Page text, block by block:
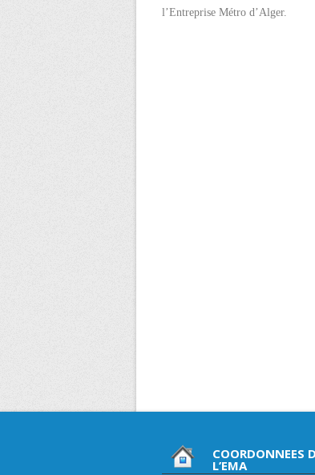
l’Entreprise Métro d’Alger.
COORDONNEES
L’EMA